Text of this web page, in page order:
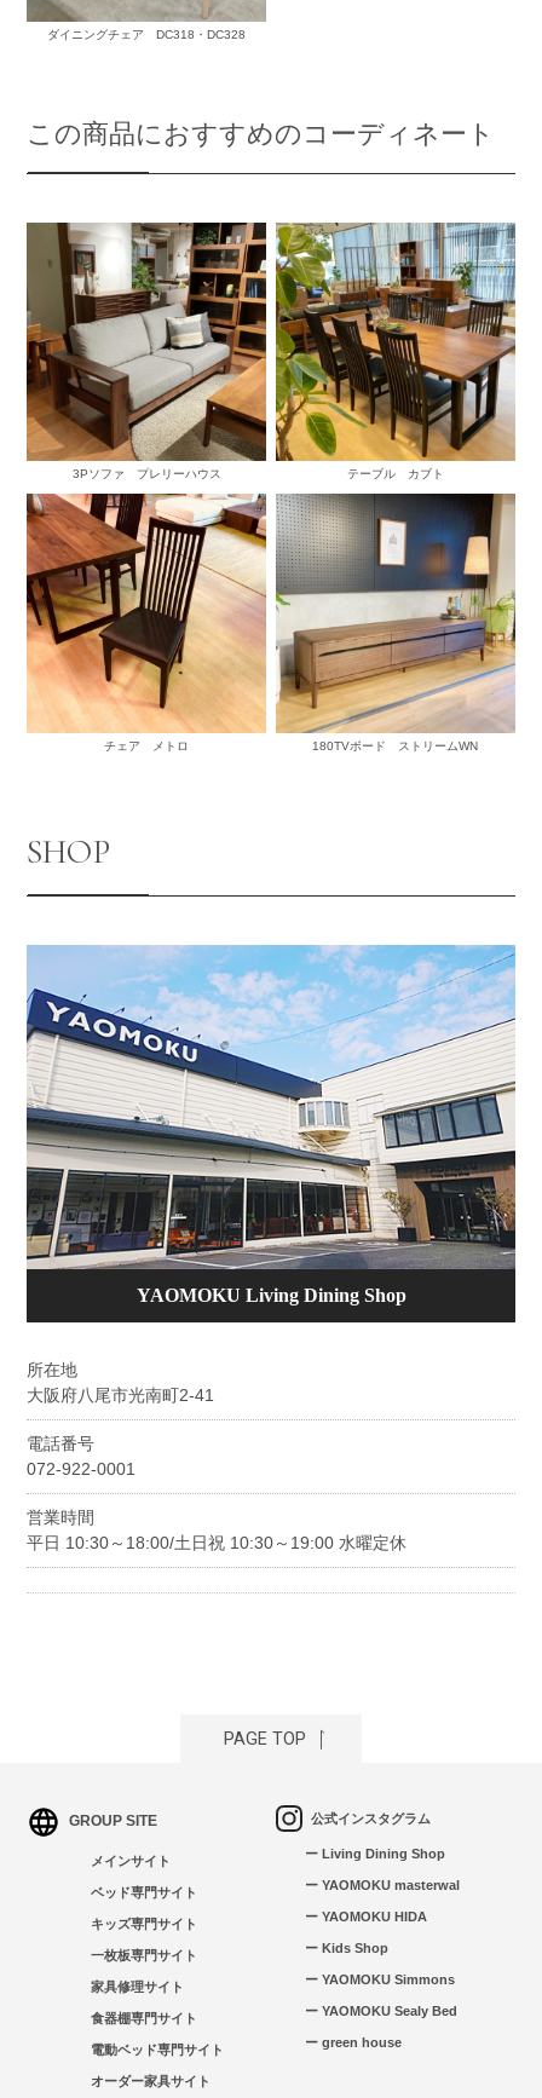
ダイニングチェア DC318・DC328
この商品におすすめのコーディネート
3Pソファ プレリーハウス テーブル カブト
チェア メトロ 180TVボード ストリームWN
SHOP
YAOMOKU Living Dining Shop
所在地
大阪府八尾市光南町2-41
電話番号
072-922-0001
営業時間
平日 10:30～18:00/土日祝 10:30～19:00 水曜定休
GROUP SITE
メインサイト
ベッド専門サイト
キッズ専門サイト
一枚板専門サイト
家具修理サイト
食器棚専門サイト
電動ベッド専門サイト
オーダー家具サイト
公式インスタグラム
ー Living Dining Shop
ー YAOMOKU masterwal
ー YAOMOKU HIDA
ー Kids Shop
ー YAOMOKU Simmons
ー YAOMOKU Sealy Bed
ー green house
PAGE TOP